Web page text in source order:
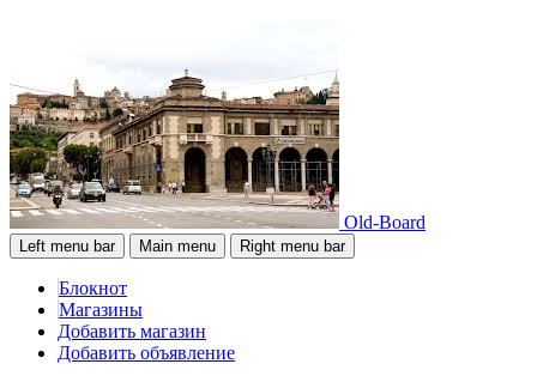
Old-Board
Left menu bar Main menu Right menu bar
Блокнот
Магазины
Добавить магазин
Добавить объявление